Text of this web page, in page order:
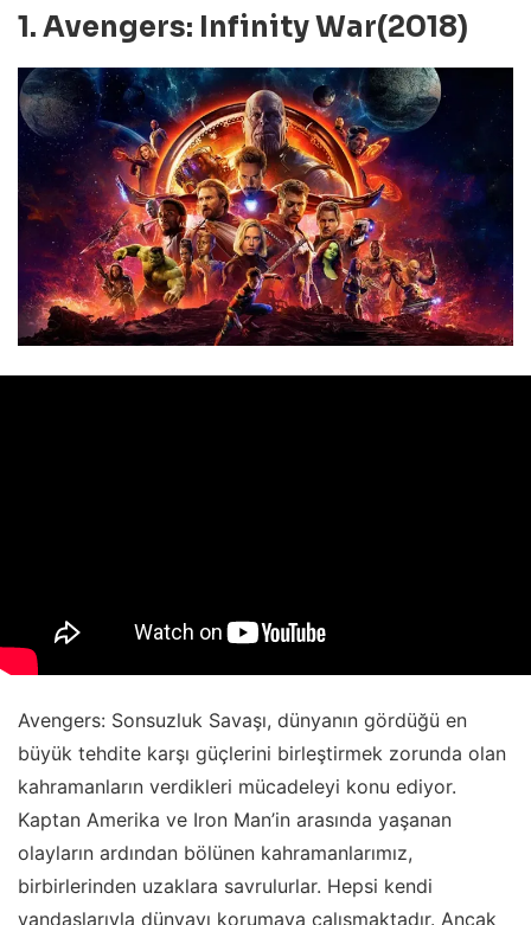
1. Avengers: Infinity War(2018)
Avengers: Sonsuzluk Savaşı, dünyanın gördüğü en
büyük tehdite karşı güçlerini birleştirmek zorunda olan
kahramanların verdikleri mücadeleyi konu ediyor.
Kaptan Amerika ve Iron Man’in arasında yaşanan
olayların ardından bölünen kahramanlarımız,
birbirlerinden uzaklara savrulurlar. Hepsi kendi
yandaşlarıyla dünyayı korumaya çalışmaktadır. Ancak